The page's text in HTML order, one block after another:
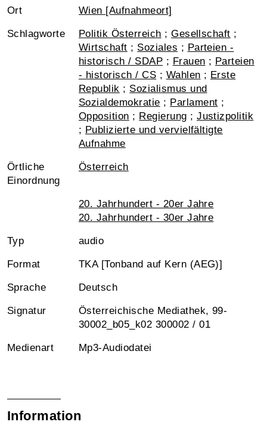
Ort Wien [Aufnahmeort]
Schlagworte Politik Österreich ;Gesellschaft ;
Wirtschaft ; Soziales ; Parteien -
historisch / SDAP ; Frauen ; Parteien
- historisch / CS ; Wahlen ; Erste
Republik ; Sozialismus und
Sozialdemokratie ; Parlament ;
Opposition ; Regierung ;Justizpolitik
; Publizierte und vervielfältigte
Aufnahme
Örtliche
Einordnung
Österreich
20. Jahrhundert - 20er Jahre
20. Jahrhundert - 30er Jahre
Typ audio
Format TKA [Tonband auf Kern (AEG)]
Sprache Deutsch
Signatur
Österreichische Mediathek, 99-
30002_b05_k02 300002 / 01
Medienart Mp3-Audiodatei
Information